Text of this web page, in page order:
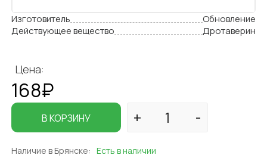
Изготовитель
Обновление
Действующее вещество
Дротаверин
Цена:
168₽
В КОРЗИНУ
Наличие в Брянске: Есть в наличии